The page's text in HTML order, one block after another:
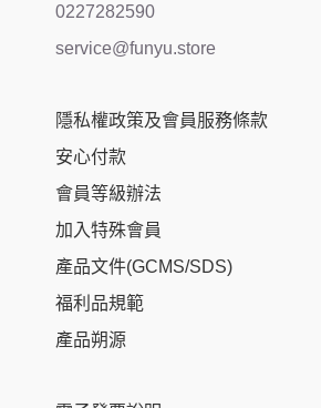
0227282590
service@funyu.store
隱私權政策及會員服務條款
安心付款
會員等級辦法
加入特殊會員
產品文件(GCMS/SDS)
福利品規範
產品朔源